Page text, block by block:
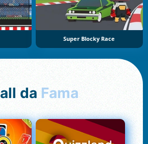
Super Blocky Race
Hall da Fama